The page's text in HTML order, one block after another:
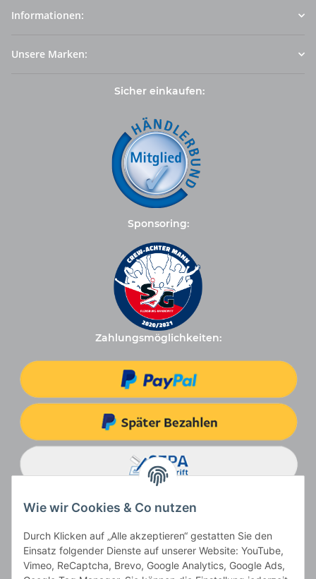
Informationen:
Unsere Marken:
Sicher einkaufen:
Sponsoring:
Zahlungsmöglichkeiten:
Wie wir Cookies & Co nutzen
Durch Klicken auf „Alle akzeptieren“ gestatten Sie den
Einsatz folgender Dienste auf unserer Website: YouTube,
Vimeo, ReCaptcha, Brevo, Google Analytics, Google Ads,